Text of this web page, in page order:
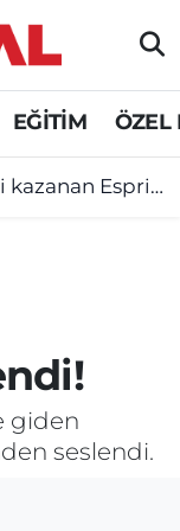
EĞİTİM ÖZEL
yemin etti!
giden
seslendi.